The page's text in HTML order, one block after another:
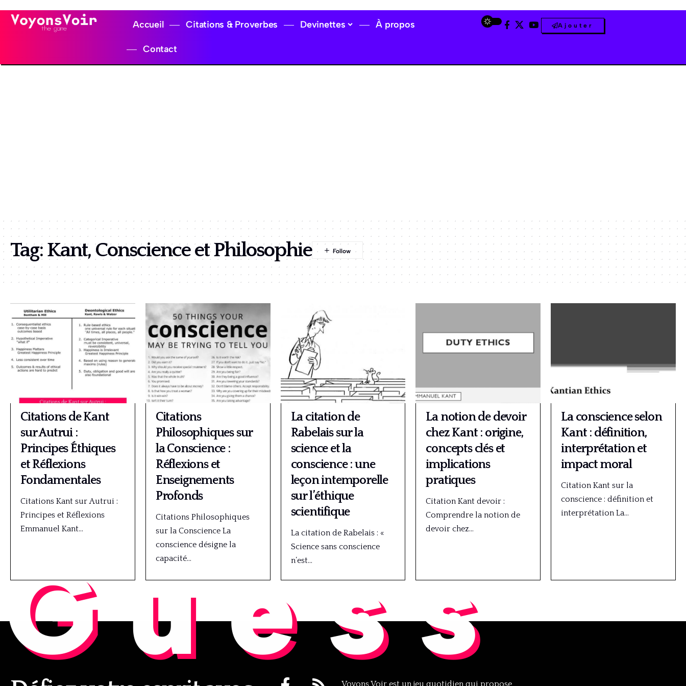
Accueil Citations & Proverbes Devinettes À propos
Contact
Ajouter
Tag: Kant, Conscience et Philosophie
Citations de Kant
sur Autrui :
Principes Éthiques
et Réflexions
Fondamentales
Citations Kant sur Autrui :
Principes et Réflexions
Emmanuel Kant…
Citations
Philosophiques sur
la Conscience :
Réflexions et
Enseignements
Profonds
Citations Philosophiques
sur la Conscience La
conscience désigne la
capacité…
La citation de
Rabelais sur la
science et la
conscience : une
leçon intemporelle
sur l’éthique
scientifique
La citation de Rabelais : «
Science sans conscience
n’est…
La notion de devoir
chez Kant : origine,
concepts clés et
implications
pratiques
Citation Kant devoir :
Comprendre la notion de
devoir chez…
La conscience selon
Kant : définition,
interprétation et
impact moral
Citation Kant sur la
conscience : définition et
interprétation La…
Guess
Voyons Voir est un jeu quotidien qui propose